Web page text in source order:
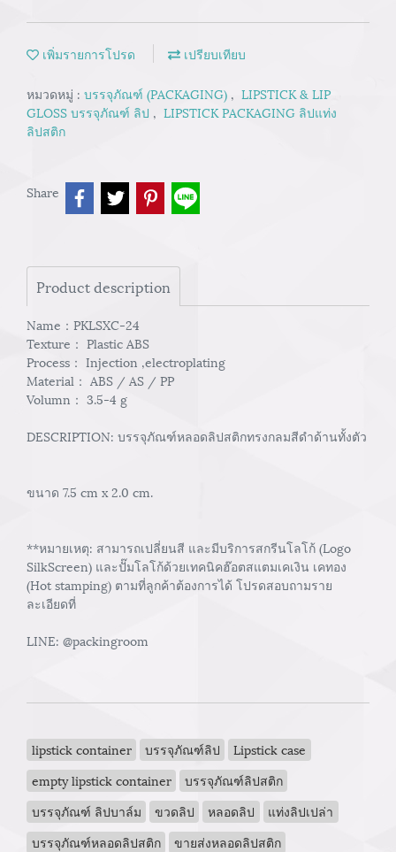
เพิ่มรายการโปรด เปรียบเทียบ
หมวดหมู่ : บรรจุภัณฑ์ (PACKAGING) , LIPSTICK & LIP
GLOSS บรรจุภัณฑ์ ลิป , LIPSTICK PACKAGING ลิปแท่ง
ลิปสติก
Share
Product description
Name：PKLSXC-24
Texture： Plastic ABS
Process： Injection ,electroplating
Material： ABS / AS / PP
Volumn： 3.5-4 g
DESCRIPTION: บรรจุภัณฑ์หลอดลิปสติกทรงกลมสีดำด้านทั้งตัว
ขนาด 7.5 cm x 2.0 cm.
**หมายเหตุ: สามารถเปลี่ยนสี และมีบริการสกรีนโลโก้ (Logo
SilkScreen) และปั๊มโลโก้ด้วยเทคนิคฮ๊อตสแตมเคเงิน เคทอง
(Hot stamping) ตามที่ลูกค้าต้องการได้ โปรดสอบถามราย
ละเอียดที่
LINE: @packingroom
lipstick container บรรจุภัณฑ์ลิป
Lipstick case
empty lipstick container
บรรจุภัณฑ์ลิปสติก
บรรจุภัณฑ์ ลิปบาล์ม
ขวดลิป หลอดลิป
แท่งลิปเปล่า
บรรจุภัณฑ์หลอดลิปสติก
ขายส่งหลอดลิปสติก